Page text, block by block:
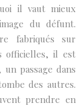
il vaut mieux
du défunt.
fabriqués sur
officielles, il est
passage dans
des autres.
prendre en